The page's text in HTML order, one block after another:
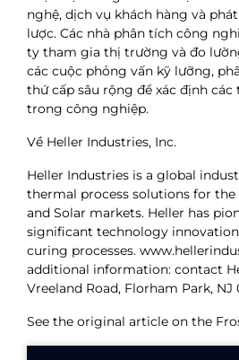
nghệ, dịch vụ khách hàng và
lược. Các nhà phân tích công
ty tham gia thị trường và đo
các cuộc phỏng vấn kỹ lưỡng,
thứ cấp sâu rộng để xác định
trong công nghiệp.
Về Heller Industries, Inc.
Heller Industries is a global
thermal process solutions for the
and Solar markets. Heller has
significant technology
curing processes.
additional information: contact
Vreeland Road, Florham Park, NJ
See the original article on the